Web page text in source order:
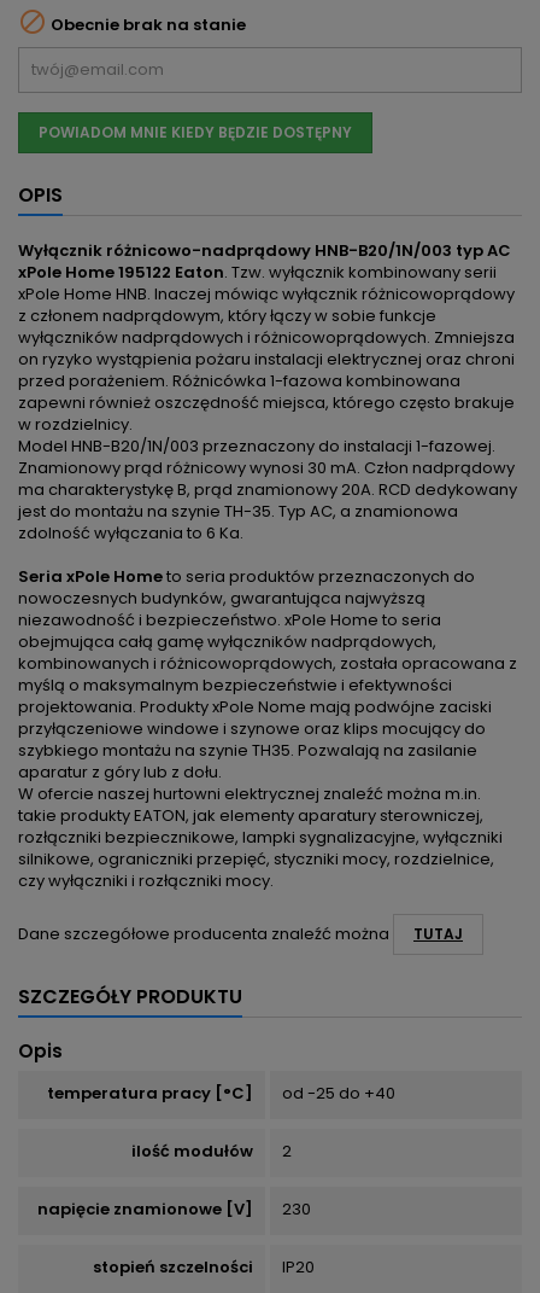
 Obecnie brak na stanie
POWIADOM MNIE KIEDY BĘDZIE DOSTĘPNY
OPIS
Wyłącznik różnicowo-nadprądowy HNB-B20/1N/003 typ AC
xPole Home 195122 Eaton. Tzw. wyłącznik kombinowany serii
xPole Home HNB. Inaczej mówiąc wyłącznik różnicowoprądowy
z członem nadprądowym, który łączy w sobie funkcje
wyłączników nadprądowych i różnicowoprądowych. Zmniejsza
on ryzyko wystąpienia pożaru instalacji elektrycznej oraz chroni
przed porażeniem. Różnicówka 1-fazowa kombinowana
zapewni również oszczędność miejsca, którego często brakuje
w rozdzielnicy.
Model HNB-B20/1N/003 przeznaczony do instalacji 1-fazowej.
Znamionowy prąd różnicowy wynosi 30 mA. Człon nadprądowy
ma charakterystykę B, prąd znamionowy 20A. RCD dedykowany
jest do montażu na szynie TH-35. Typ AC, a znamionowa
zdolność wyłączania to 6 Ka.
Seria xPole Hometo seria produktów przeznaczonych do
nowoczesnych budynków, gwarantująca najwyższą
niezawodność i bezpieczeństwo. xPole Home to seria
obejmująca całą gamę wyłączników nadprądowych,
kombinowanych i różnicowoprądowych, została opracowana z
myślą o maksymalnym bezpieczeństwie i efektywności
projektowania. Produkty xPole Nome mają podwójne zaciski
przyłączeniowe windowe i szynowe oraz klips mocujący do
szybkiego montażu na szynie TH35. Pozwalają na zasilanie
aparatur z góry lub z dołu.
W ofercie naszej hurtowni elektrycznej znaleźć można m.in.
takie produkty EATON, jak elementy aparatury sterowniczej,
rozłączniki bezpiecznikowe, lampki sygnalizacyjne, wyłączniki
silnikowe, ograniczniki przepięć, styczniki mocy, rozdzielnice,
czy wyłączniki i rozłączniki mocy.
Dane szczegółowe producenta znaleźć można TUTAJ
SZCZEGÓŁY PRODUKTU
Opis
temperatura pracy [°C] od -25 do +40
ilość modułów 2
napięcie znamionowe [V] 230
stopień szczelności IP20